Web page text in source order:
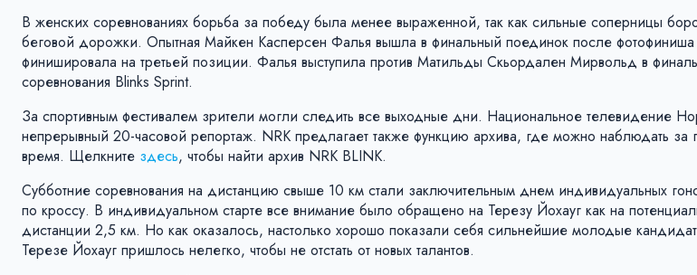
В женских соревнованиях борьба за победу была менее выраженной, так как сильные соперницы
беговой дорожки. Опытная Майкен Касперсен Фалья вышла в финальный поединок после фотофиниша
финишировала на третьей позиции. Фалья выступила против Матильды Скьордален Мирвольд в
соревнования Blinks Sprint.
За спортивным фестивалем зрители могли следить все выходные дни. Национальное телевидение
непрерывный 20-часовой репортаж. NRK предлагает также функцию архива, где можно наблюдать за
время. Щелкните здесь, чтобы найти архив NRK BLINK.
Субботние соревнования на дистанцию ​​свыше 10 км стали заключительным днем ​​индивидуальных
по кроссу. В индивидуальном старте все внимание было обращено на Терезу Йохауг как на
дистанции 2,5 км. Но как оказалось, настолько хорошо показали себя сильнейшие молодые
Терезе Йохауг пришлось нелегко, чтобы не отстать от новых талантов.